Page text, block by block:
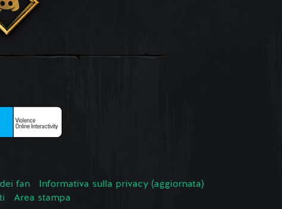
fan
Informativa sulla privacy (aggiornata)
Area stampa